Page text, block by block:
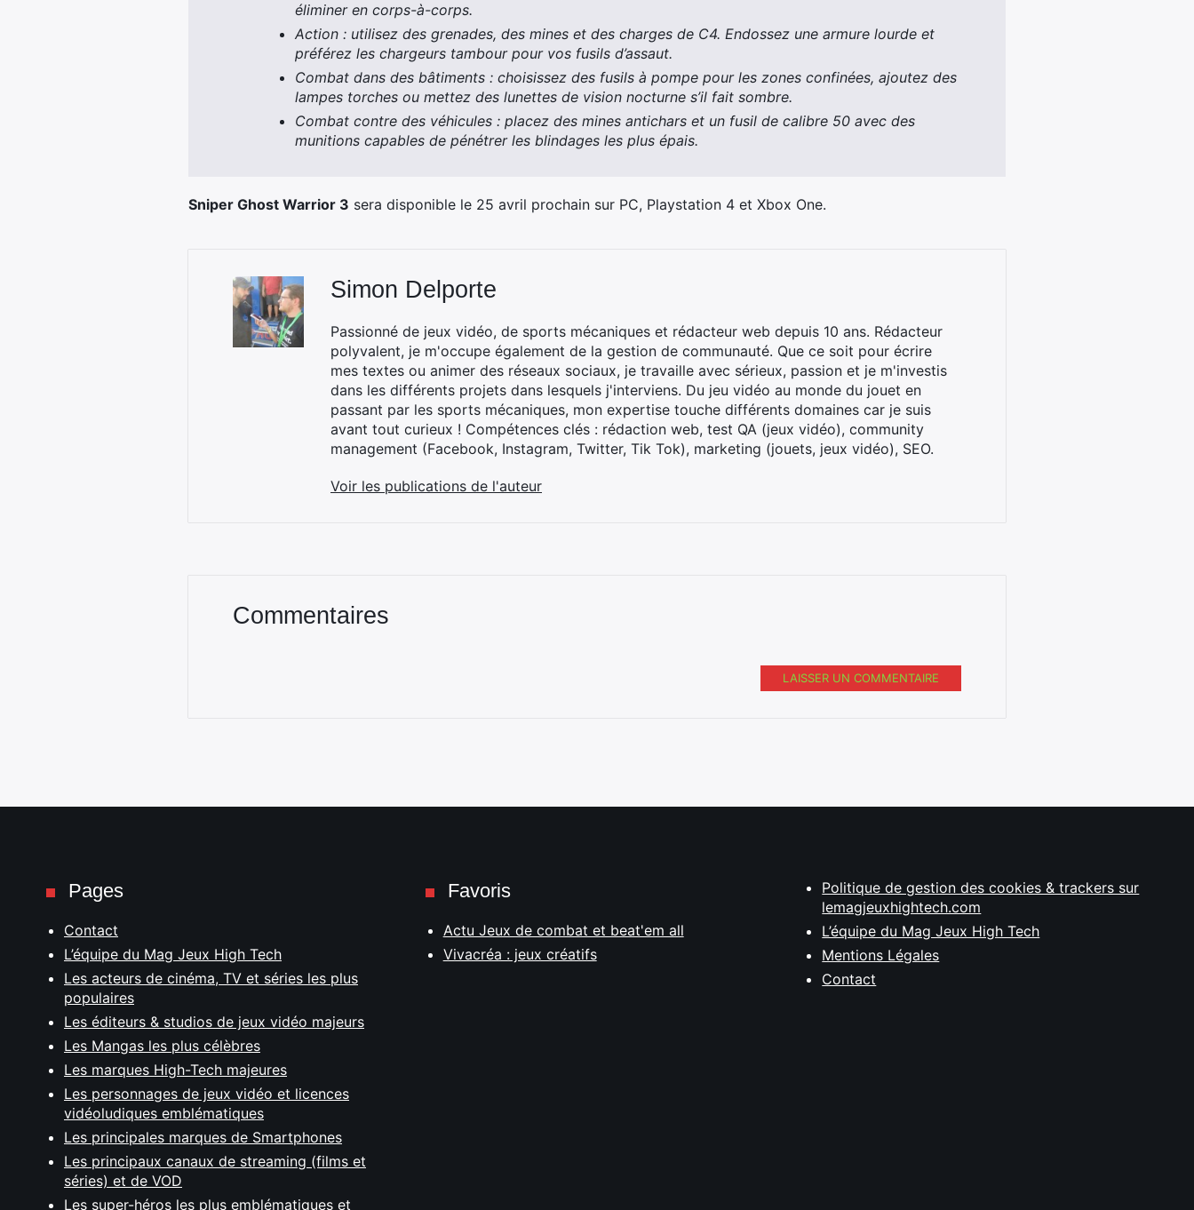
éliminer en corps-à-corps.
Action : utilisez des grenades, des mines et des charges de C4. Endossez une armure lourde et
préférez les chargeurs tambour pour vos fusils d’assaut.
Combat dans des bâtiments : choisissez des fusils à pompe pour les zones confinées, ajoutez des
lampes torches ou mettez des lunettes de vision nocturne s’il fait sombre.
Combat contre des véhicules : placez des mines antichars et un fusil de calibre 50 avec des
munitions capables de pénétrer les blindages les plus épais.
Sniper Ghost Warrior 3 sera disponible le 25 avril prochain sur PC, Playstation 4 et Xbox One.
Simon Delporte
Passionné de jeux vidéo, de sports mécaniques et rédacteur web depuis 10 ans. Rédacteur
polyvalent, je m'occupe également de la gestion de communauté. Que ce soit pour écrire
mes textes ou animer des réseaux sociaux, je travaille avec sérieux, passion et je m'investis
dans les différents projets dans lesquels j'interviens. Du jeu vidéo au monde du jouet en
passant par les sports mécaniques, mon expertise touche différents domaines car je suis
avant tout curieux ! Compétences clés : rédaction web, test QA (jeux vidéo), community
management (Facebook, Instagram, Twitter, Tik Tok), marketing (jouets, jeux vidéo), SEO.
Voir les publications de l'auteur
Commentaires
LAISSER UN COMMENTAIRE
Pages
Contact
L’équipe du Mag Jeux High Tech
Les acteurs de cinéma, TV et séries les plus
populaires
Les éditeurs & studios de jeux vidéo majeurs
Les Mangas les plus célèbres
Les marques High-Tech majeures
Les personnages de jeux vidéo et licences
vidéoludiques emblématiques
Les principales marques de Smartphones
Les principaux canaux de streaming (films et
séries) et de VOD
Les super-héros les plus emblématiques et
Favoris
Actu Jeux de combat et beat'em all
Vivacréa : jeux créatifs
Politique de gestion des cookies & trackers sur
lemagjeuxhightech.com
L’équipe du Mag Jeux High Tech
Mentions Légales
Contact